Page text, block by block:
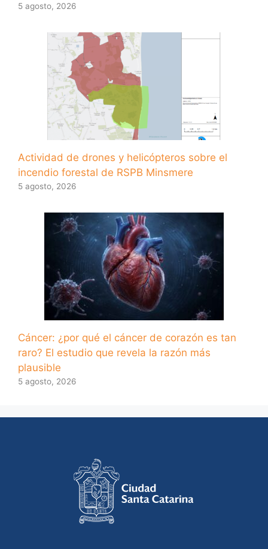
5 agosto, 2026
Actividad de drones y helicópteros sobre el
incendio forestal de RSPB Minsmere
5 agosto, 2026
Cáncer: ¿por qué el cáncer de corazón es tan
raro? El estudio que revela la razón más
plausible
5 agosto, 2026